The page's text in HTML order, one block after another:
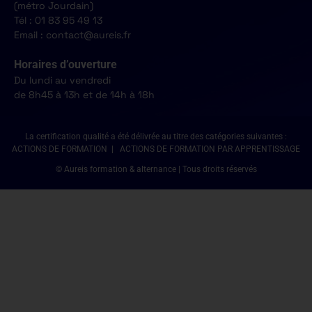
(métro Jourdain)
Tél : 01 83 95 49 13
Email : contact@aureis.fr
Horaires d’ouverture
Du lundi au vendredi
de 8h45 à 13h et de 14h à 18h
La certification qualité a été délivrée au titre des catégories suivantes :
ACTIONS DE FORMATION | ACTIONS DE FORMATION PAR APPRENTISSAGE
© Aureis formation & alternance | Tous droits réservés